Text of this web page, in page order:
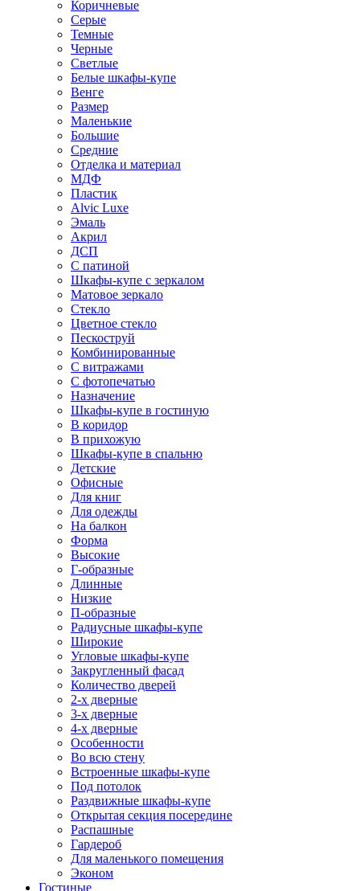
Коричневые
Серые
Темные
Черные
Светлые
Белые шкафы-купе
Венге
Размер
Маленькие
Большие
Средние
Отделка и материал
МДФ
Пластик
Alvic Luxe
Эмаль
Акрил
ДСП
С патиной
Шкафы-купе с зеркалом
Матовое зеркало
Стекло
Цветное стекло
Пескоструй
Комбинированные
С витражами
С фотопечатью
Назначение
Шкафы-купе в гостиную
В коридор
В прихожую
Шкафы-купе в спальню
Детские
Офисные
Для книг
Для одежды
На балкон
Форма
Высокие
Г-образные
Длинные
Низкие
П-образные
Радиусные шкафы-купе
Широкие
Угловые шкафы-купе
Закругленный фасад
Количество дверей
2-х дверные
3-х дверные
4-х дверные
Особенности
Во всю стену
Встроенные шкафы-купе
Под потолок
Раздвижные шкафы-купе
Открытая секция посередине
Распашные
Гардероб
Для маленького помещения
Эконом
Гостиные